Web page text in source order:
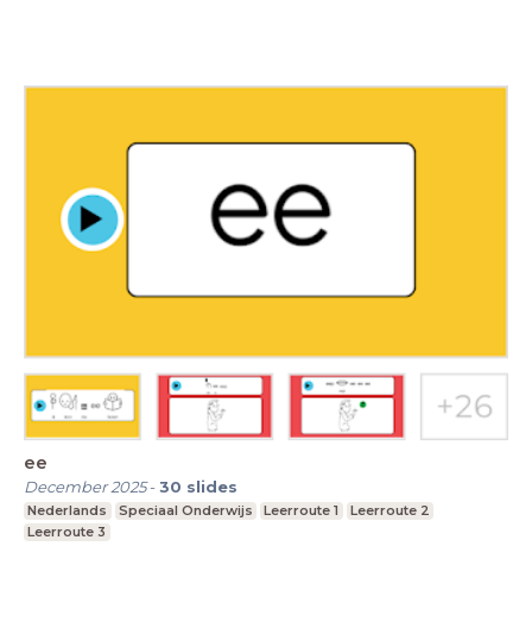
ee
December 2025-30 slides
Nederlands Speciaal Onderwijs Leerroute 1
Leerroute 2
Leerroute 3